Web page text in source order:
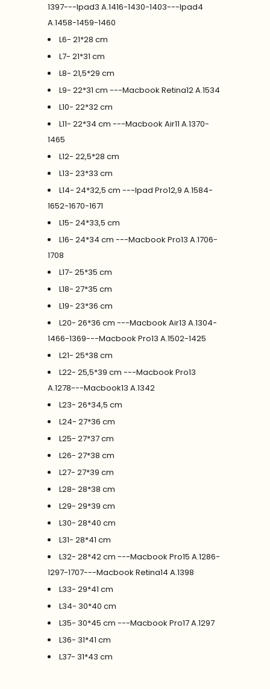
1397---Ipad3 A.1416-1430-1403---Ipad4
A.1458-1459-1460
L6- 21*28 cm
L7- 21*31 cm
L8- 21,5*29 cm
L9- 22*31 cm ---Macbook Retina12 A.1534
L10- 22*32 cm
L11- 22*34 cm ---Macbook Air11 A.1370-
1465
L12- 22,5*28 cm
L13- 23*33 cm
L14- 24*32,5 cm ---Ipad Pro12,9 A.1584-
1652-1670-1671
L15- 24*33,5 cm
L16- 24*34 cm ---Macbook Pro13 A.1706-
1708
L17- 25*35 cm
L18- 27*35 cm
L19- 23*36 cm
L20- 26*36 cm ---Macbook Air13 A.1304-
1466-1369---Macbook Pro13 A.1502-1425
L21- 25*38 cm
L22- 25,5*39 cm ---Macbook Pro13
A.1278---Macbook13 A.1342
L23- 26*34,5 cm
L24- 27*36 cm
L25- 27*37 cm
L26- 27*38 cm
L27- 27*39 cm
L28- 28*38 cm
L29- 29*39 cm
L30- 28*40 cm
L31- 28*41 cm
L32- 28*42 cm ---Macbook Pro15 A.1286-
1297-1707---Macbook Retina14 A.1398
L33- 29*41 cm
L34- 30*40 cm
L35- 30*45 cm ---Macbook Pro17 A.1297
L36- 31*41 cm
L37- 31*43 cm